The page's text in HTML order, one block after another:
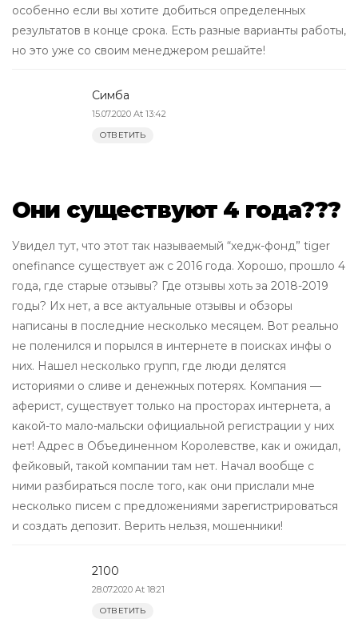
особенно если вы хотите добиться определенных
результатов в конце срока. Есть разные варианты работы,
но это уже со своим менеджером решайте!
Симба
15.07.2020 At 13:42
ОТВЕТИТЬ
Они существуют 4 года???
Увидел тут, что этот так называемый “хедж-фонд” tiger
onefinance существует аж с 2016 года. Хорошо, прошло 4
года, где старые отзывы? Где отзывы хоть за 2018-2019
годы? Их нет, а все актуальные отзывы и обзоры
написаны в последние несколько месяцем. Вот реально
не поленился и порылся в интернете в поисках инфы о
них. Нашел несколько групп, где люди делятся
историями о сливе и денежных потерях. Компания —
аферист, существует только на просторах интернета, а
какой-то мало-мальски официальной регистрации у них
нет! Адрес в Объединенном Королевстве, как и ожидал,
фейковый, такой компании там нет. Начал вообще с
ними разбираться после того, как они прислали мне
несколько писем с предложениями зарегистрироваться
и создать депозит. Верить нельзя, мошенники!
2100
28.07.2020 At 18:21
ОТВЕТИТЬ